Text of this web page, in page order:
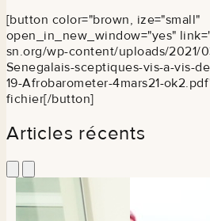
[button color="brown, ize="small"
open_in_new_window="yes"
sn.org/wp-content/uploads/2021/
Senegalais-sceptiques-vis-a-vis-
19-Afrobarometer-4mars21-
fichier[/button]
Articles récents